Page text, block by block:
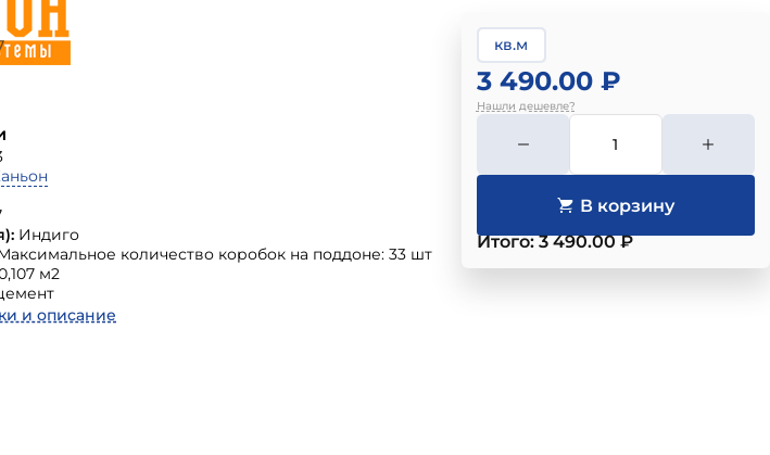
Индиго
количество коробок на поддоне: 33 шт
м2
и описание
кв.м
3 490.00 ₽
Нашли дешевле?
Итого: 3 490.00 ₽